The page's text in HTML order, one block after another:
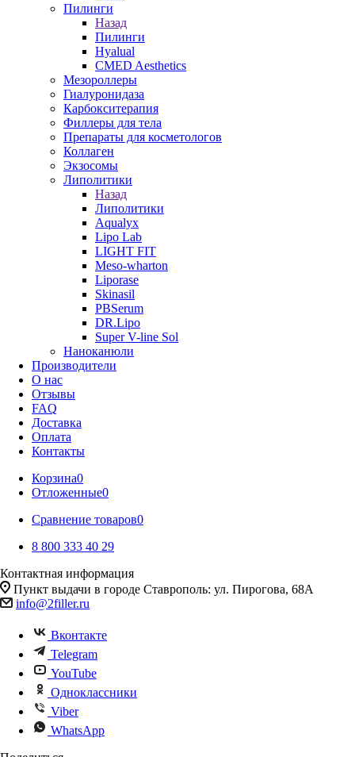
Пилинги
Назад
Пилинги
Hyalual
CMED Aesthetics
Мезороллеры
Гиалуронидаза
Карбокситерапия
Филлеры для тела
Препараты для косметологов
Коллаген
Экзосомы
Липолитики
Назад
Липолитики
Aqualyx
Lipo Lab
LIGHT FIT
Meso-wharton
Liporase
Skinasil
PBSerum
DR.Lipo
Super V-line Sol
Наноканюли
Производители
О нас
Отзывы
FAQ
Доставка
Оплата
Контакты
Корзина0
Отложенные0
Сравнение товаров0
8 800 333 40 29
Контактная информация
Пункт выдачи в городе Ставрополь: ул. Пирогова, 68А
info@2filler.ru
Вконтакте
Telegram
YouTube
Одноклассники
Viber
WhatsApp